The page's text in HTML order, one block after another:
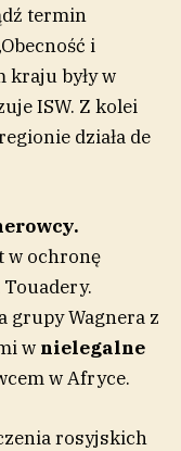
termin
i
kraju były w
ISW. Z kolei
działa de
w ochronę
grupy Wagnera z
w nielegalne
w Afryce.
rosyjskich